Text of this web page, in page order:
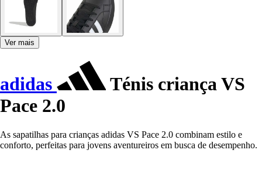
Ver mais
adidas
Ténis criança VS
Pace 2.0
As sapatilhas para crianças adidas VS Pace 2.0 combinam estilo e
conforto, perfeitas para jovens aventureiros em busca de desempenho.